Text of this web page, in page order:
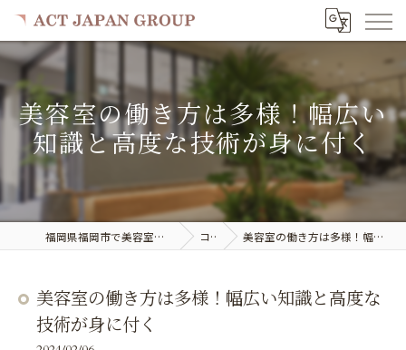
美容室の働き方は多様！幅広い
知識と高度な技術が身に付く
福岡県福岡市で美容室の求人ならACT JAPAN GROUP コラム 美容室の働き方は多様！幅広い知識と高度な技術が身に付く
美容室の働き方は多様！幅広い知識と高度な
技術が身に付く